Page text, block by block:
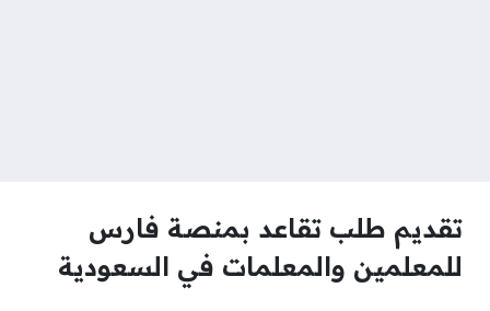
تقديم طلب تقاعد بمنصة فارس
للمعلمين والمعلمات في السعودية